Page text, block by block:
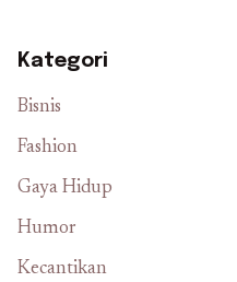
Kategori
Bisnis
Fashion
Gaya Hidup
Humor
Kecantikan